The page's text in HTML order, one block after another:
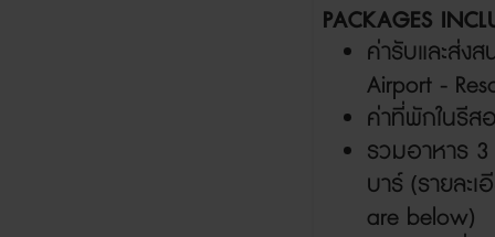
PACKAGES
ค่ารับและส่งส
Airport -
ค่าที่พักในรีส
รวมอาหาร 3
บาร์ (รายละ
are below)